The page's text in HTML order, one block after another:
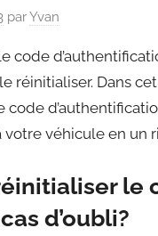
parYvan
code
réinitialiser. Dans
code
votre véhicule en un
le
d’oubli?